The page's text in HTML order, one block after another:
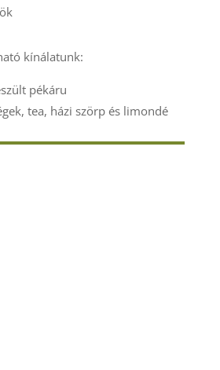
kínálatunk:
pékáru
tea, házi szörp és limondé